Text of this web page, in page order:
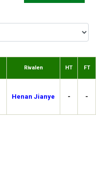
Rivalen HT FT
Henan Jianye - -